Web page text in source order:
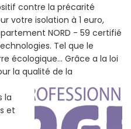
contre la précarité
votre isolation à 1 euro,
NORD - 59 certifié
Tel que le
écologique... Grâce a la loi
la qualité de la
la
et